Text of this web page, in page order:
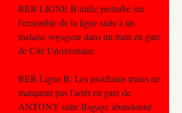
RER LIGNE B:trafic perturbé sur
l'ensemble de la ligne suite à un
malaise voyageur dans un train en gare
de Cité Universitaire
RER Ligne B: Les prochains trains ne
marquent pas l'arrêt en gare de
ANTONY suite Bagage abandonné.